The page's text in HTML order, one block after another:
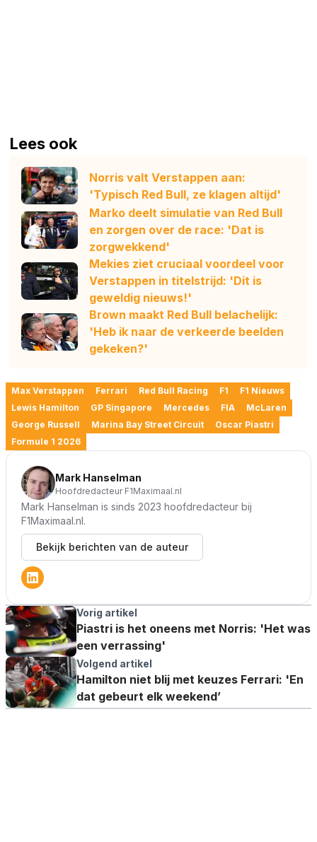
Lees ook
Norris valt Verstappen aan:
'Typisch Red Bull, ze klagen altijd'
Marko deelt simulatie van Red Bull
en zorgen over de race: 'Dat is
zorgwekkend'
Mekies ziet cruciaal voordeel voor
Verstappen in titelstrijd: 'Dit is
geweldig nieuws!'
Brown maakt Red Bull belachelijk:
'Heb ik naar de verkeerde beelden
gekeken?'
Max Verstappen Ferrari Red Bull Racing F1
F1 Nieuws
Lewis Hamilton
GP Singapore Mercedes FIA
McLaren
George Russell
Marina Bay Street Circuit
Oscar Piastri
Formule 1 2026
Mark Hanselman
Hoofdredacteur F1Maximaal.nl
Mark Hanselman is sinds 2023 hoofdredacteur bij
F1Maximaal.nl.
Bekijk berichten van de auteur
Vorig artikel
Piastri is het oneens met Norris: 'Het was
een verrassing'
Volgend artikel
Hamilton niet blij met keuzes Ferrari: 'En
dat gebeurt elk weekend’